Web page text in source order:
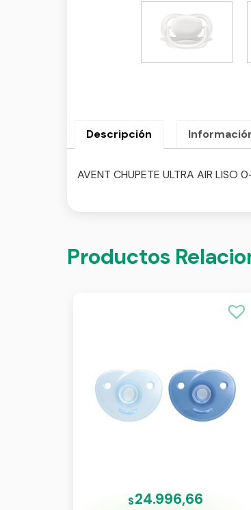
Descripción
AVENT CHUPETE ULTRA AIR LISO
Productos
$24.996,66